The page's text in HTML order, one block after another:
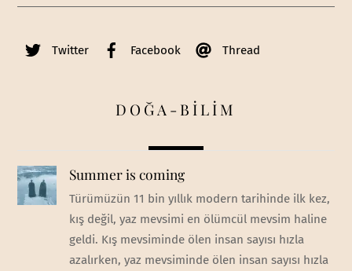
Twitter Facebook Thread
DOĞA-BİLİM
Summer is coming
Türümüzün 11 bin yıllık modern tarihinde ilk kez,
kış değil, yaz mevsimi en ölümcül mevsim haline
geldi. Kış mevsiminde ölen insan sayısı hızla
azalırken, yaz mevsiminde ölen insan sayısı hızla